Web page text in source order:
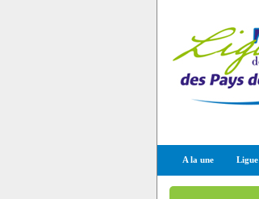
A la une Ligue